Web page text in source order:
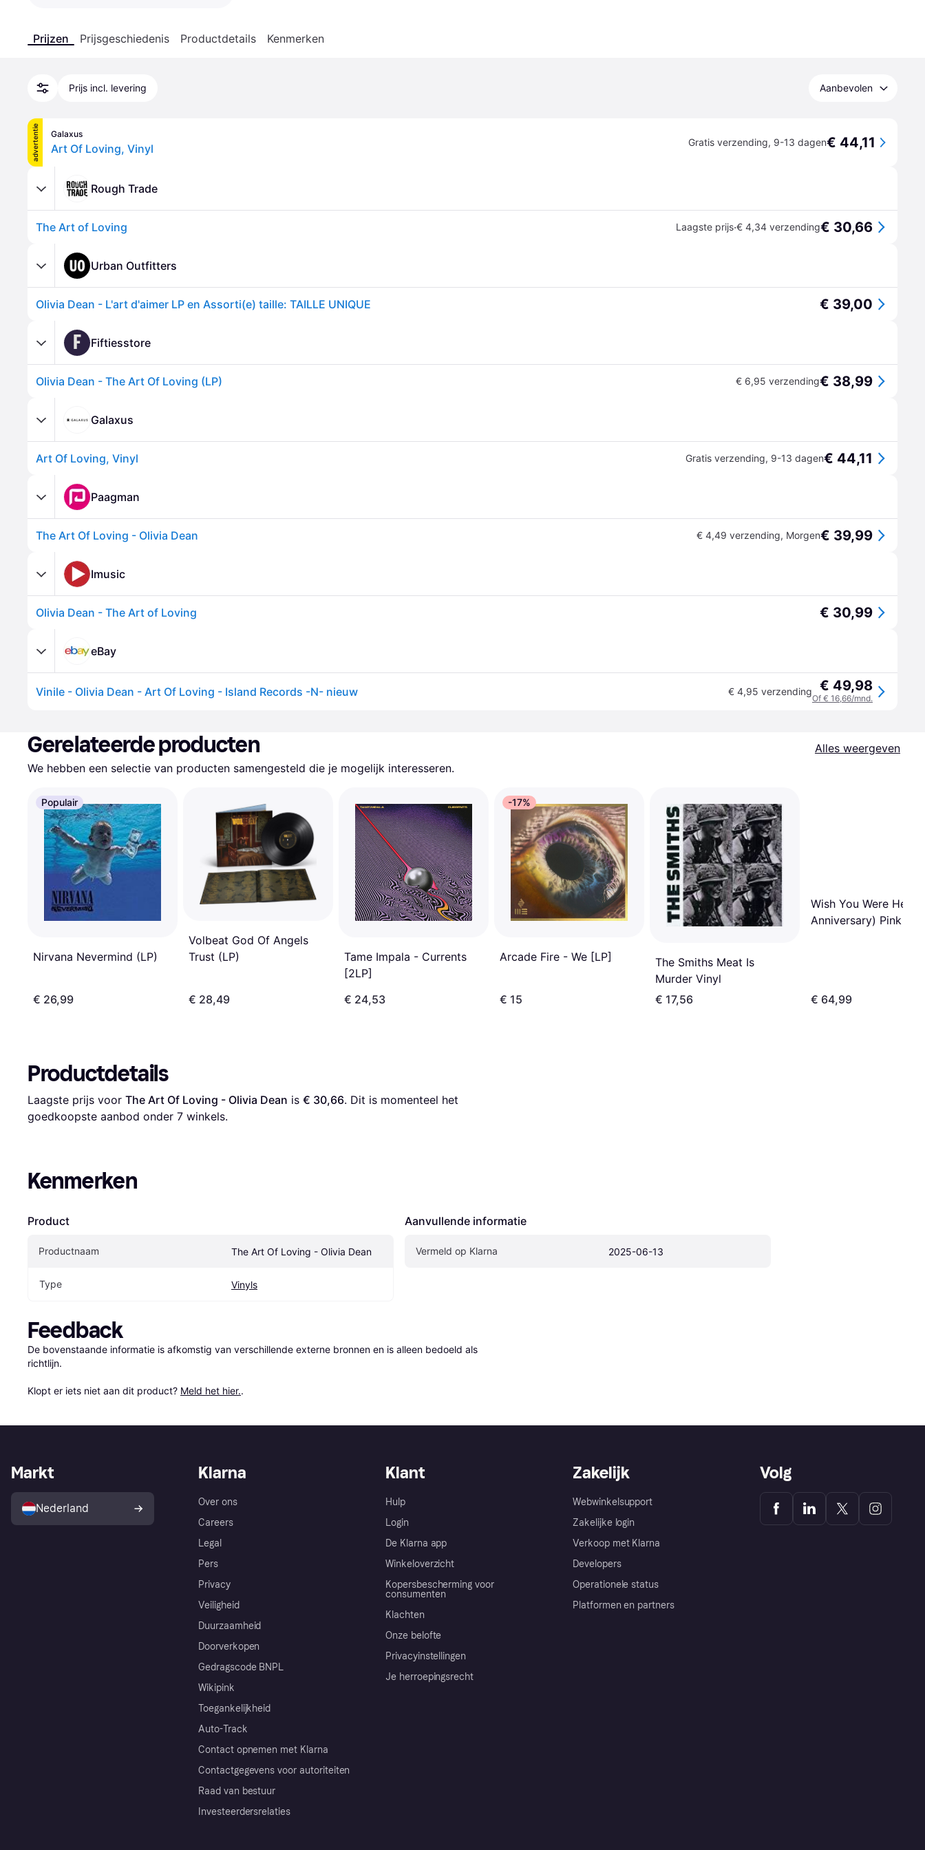
Prijzen Prijsgeschiedenis Productdetails Kenmerken
Prijs incl. levering Aanbevolen
advertentie Galaxus
Art Of Loving, Vinyl Gratis verzending, 9-13 dagen€ 44,11
Rough Trade
The Art of Loving Laagste prijs·€ 4,34 verzending€ 30,66
Urban Outfitters
Olivia Dean - L'art d'aimer LP en Assorti(e) taille: TAILLE UNIQUE € 39,00
F Fiftiesstore
Olivia Dean - The Art Of Loving (LP) € 6,95 verzending€ 38,99
Galaxus
Art Of Loving, Vinyl Gratis verzending, 9-13 dagen€ 44,11
Paagman
The Art Of Loving - Olivia Dean € 4,49 verzending, Morgen€ 39,99
Imusic
Olivia Dean - The Art of Loving € 30,99
eBay
Vinile - Olivia Dean - Art Of Loving - Island Records -N- nieuw € 4,95 verzending € 49,98
Of € 16,66/mnd.
Gerelateerde producten
Alles weergeven
We hebben een selectie van producten samengesteld die je mogelijk interesseren.
Populair
Nirvana Nevermind (LP)
€ 26,99
Volbeat God Of Angels
Trust (LP)
€ 28,49
Tame Impala - Currents
[2LP]
€ 24,53
-17%
Arcade Fire - We [LP]
€ 15
The Smiths Meat Is
Murder Vinyl
€ 17,56
Wish You Were Here
Anniversary) Pink
€ 64,99
Productdetails
Laagste prijs voor The Art Of Loving - Olivia Dean is € 30,66. Dit is momenteel het
goedkoopste aanbod onder 7 winkels.
Kenmerken
Product
Productnaam The Art Of Loving - Olivia Dean
Type Vinyls
Aanvullende informatie
Vermeld op Klarna 2025-06-13
Feedback
De bovenstaande informatie is afkomstig van verschillende externe bronnen en is alleen bedoeld als
richtlijn.
Klopt er iets niet aan dit product? Meld het hier..
Klarna
Over ons
Careers
Legal
Pers
Privacy
Veiligheid
Duurzaamheid
Doorverkopen
Gedragscode BNPL
Wikipink
Toegankelijkheid
Auto-Track
Contact opnemen met Klarna
Contactgegevens voor autoriteiten
Raad van bestuur
Investeerdersrelaties
Klant
Hulp
Login
De Klarna app
Winkeloverzicht
Kopersbescherming voor
consumenten
Klachten
Onze belofte
Privacyinstellingen
Je herroepingsrecht
Zakelijk
Webwinkelsupport
Zakelijke login
Verkoop met Klarna
Developers
Operationele status
Platformen en partners
Markt
Nederland
Volg